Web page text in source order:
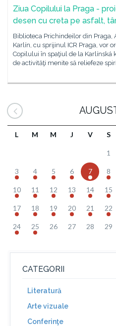
Ziua Copilului la Praga -
desen cu creta pe asfalt,
Biblioteca Prichindeilor din Praga,
Karlín, cu sprijinul ICR Praga, vor
Copilului în spaţiul de la Karlínská
de activităţi menite să reliefeze
L M M J V S
1
3 4 5 6 7 8
10 11 12 13 14 15
17 18 19 20 21 22
24 25 26 27 28 29
CATEGORII
Literatură
Arte vizuale
Conferinţe